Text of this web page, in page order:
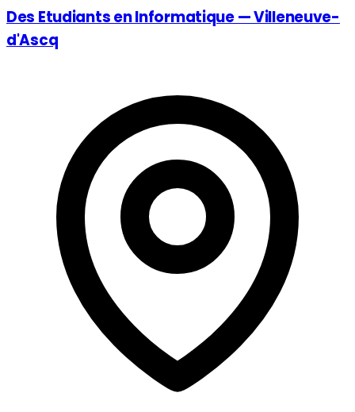
Des Etudiants en Informatique — Villeneuve-
d'Ascq